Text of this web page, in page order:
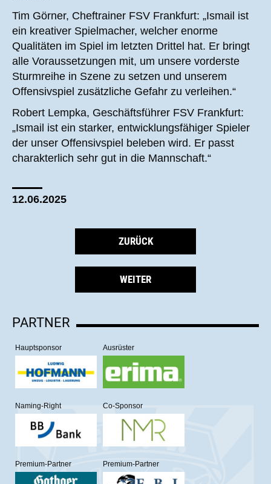
Tim Görner, Cheftrainer FSV Frankfurt: „Ismail ist
ein kreativer Spielmacher, welcher enorme
Qualitäten im Spiel im letzten Drittel hat. Er bringt
alle Voraussetzungen mit, um unsere vorderste
Sturmreihe in Szene zu setzen und unserem
Offensivspiel zusätzliche Gefahr zu verleihen.“
Robert Lempka, Geschäftsführer FSV Frankfurt:
„Ismail ist ein starker, entwicklungsfähiger Spieler
der unser Offensivspiel beleben wird. Er passt
charakterlich sehr gut in die Mannschaft.“
12.06.2025
ZURÜCK
WEITER
PARTNER
Hauptsponsor Ausrüster
Naming-Right Co-Sponsor
Premium-Partner Premium-Partner